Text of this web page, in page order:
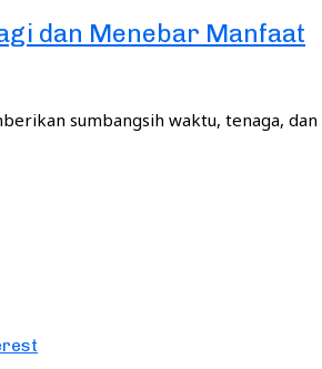
dan Menebar Manfaat
sumbangsih waktu, tenaga,